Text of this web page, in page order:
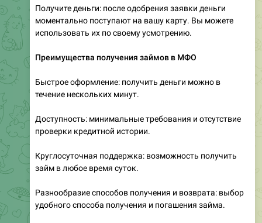
Получите деньги: после одобрения заявки деньги
моментально поступают на вашу карту. Вы можете
использовать их по своему усмотрению.
Преимущества получения займов в МФО
Быстрое оформление: получить деньги можно в
течение нескольких минут.
Доступность: минимальные требования и отсутствие
проверки кредитной истории.
Круглосуточная поддержка: возможность получить
займ в любое время суток.
Разнообразие способов получения и возврата: выбор
удобного способа получения и погашения займа.